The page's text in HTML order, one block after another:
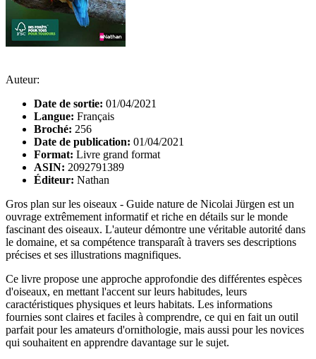
Auteur:
Date de sortie: 01/04/2021
Langue: Français
Broché: 256
Date de publication: 01/04/2021
Format: Livre grand format
ASIN: 2092791389
Éditeur: Nathan
Gros plan sur les oiseaux - Guide nature de Nicolai Jürgen est un
ouvrage extrêmement informatif et riche en détails sur le monde
fascinant des oiseaux. L'auteur démontre une véritable autorité dans
le domaine, et sa compétence transparaît à travers ses descriptions
précises et ses illustrations magnifiques.
Ce livre propose une approche approfondie des différentes espèces
d'oiseaux, en mettant l'accent sur leurs habitudes, leurs
caractéristiques physiques et leurs habitats. Les informations
fournies sont claires et faciles à comprendre, ce qui en fait un outil
parfait pour les amateurs d'ornithologie, mais aussi pour les novices
qui souhaitent en apprendre davantage sur le sujet.